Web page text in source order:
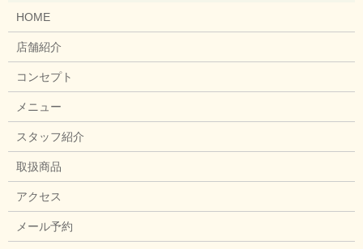
HOME
店舗紹介
コンセプト
メニュー
スタッフ紹介
取扱商品
アクセス
メール予約